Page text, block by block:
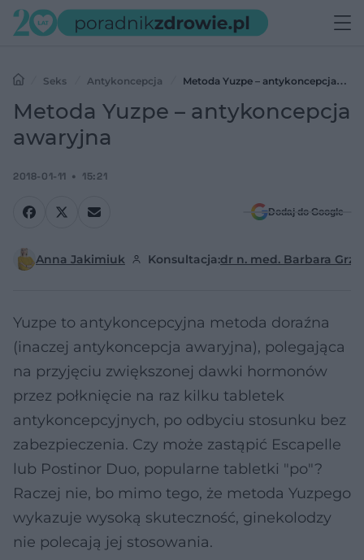
Seks Antykoncepcja
Metoda Yuzpe – antykoncepcja
awaryjna
Metoda Yuzpe – antykoncepcja
awaryjna
2018-01-11 15:21
Dodaj do Google
Anna Jakimiuk Konsultacja:dr n. med. Barbara
Yuzpe to antykoncepcyjna metoda doraźna
(inaczej antykoncepcja awaryjna), polegająca
na przyjęciu zwiększonej dawki hormonów
przez połknięcie na raz kilku tabletek
antykoncepcyjnych, po odbyciu stosunku bez
zabezpieczenia. Czy może zastąpić Escapelle
lub Postinor Duo, popularne tabletki "po"?
Raczej nie, bo mimo tego, że metoda Yuzpego
wykazuje wysoką skuteczność, ginekolodzy
nie polecają jej stosowania.